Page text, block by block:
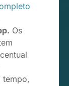
Os
tempo,